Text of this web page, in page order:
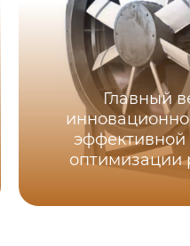
Главный
оптимизации